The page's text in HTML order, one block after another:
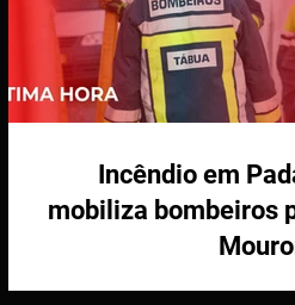
Incêndio em
mobiliza bombeiros